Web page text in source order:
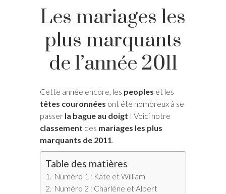
Les mariages les
plus marquants
de l’année 2011
Cette année encore, les peoples et les
têtes couronnées ont été nombreux à se
passer la bague au doigt ! Voici notre
classement des mariages les plus
marquants de 2011.
Table des matières
Numéro 1 : Kate et William
Numéro 2 : Charlène et Albert